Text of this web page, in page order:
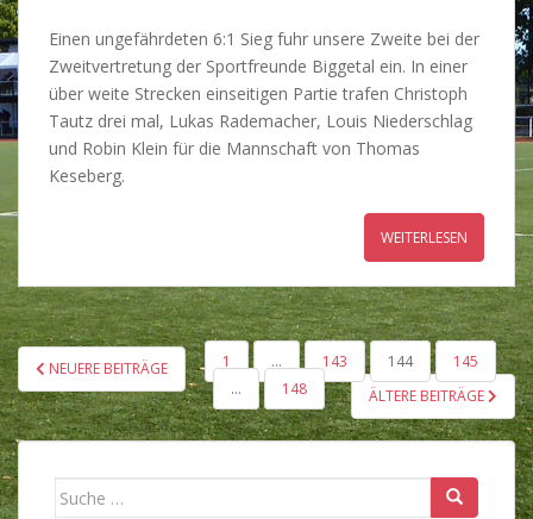
Einen ungefährdeten 6:1 Sieg fuhr unsere Zweite bei der
Zweitvertretung der Sportfreunde Biggetal ein. In einer
über weite Strecken einseitigen Partie trafen Christoph
Tautz drei mal, Lukas Rademacher, Louis Niederschlag
und Robin Klein für die Mannschaft von Thomas
Keseberg.
WEITERLESEN
SEITENNUMMERIERUNG
DER
BEITRÄGE
NEUERE BEITRÄGE 1 … 143 144
145
…
148 ÄLTERE BEITRÄGE
Suche